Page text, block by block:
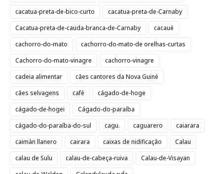
cacatua-preta-de-bico-curto
cacatua-preta-de-Carnaby
Cacatua-preta-de-cauda-branca-de-Carnaby
cacaué
cachorro-do-mato
cachorro-do-mato-de orelhas-curtas
Cachorro-do-mato-vinagre
cachorro-vinagre
cadeia alimentar
cães cantores da Nova Guiné
cães selvagens
café
cágado-de-hoge
cágado-de-hogei
Cágado-do-paraíba
cágado-do-paraíba-do-sul
cagu. caguarero
caiarara
caimàn llanero
cairara caixas de nidificação
Calau
calau de Sulu
calau-de-cabeça-ruiva
Calau-de-Visayan